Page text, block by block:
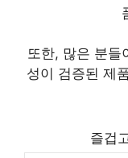
또한, 많은 분들
성이 검증된 제
즐겁